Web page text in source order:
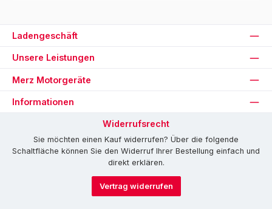
Ladengeschäft
Unsere Leistungen
Merz Motorgeräte
Informationen
Widerrufsrecht
Sie möchten einen Kauf widerrufen? Über die folgende
Schaltfläche können Sie den Widerruf Ihrer Bestellung einfach und
direkt erklären.
Vertrag widerrufen